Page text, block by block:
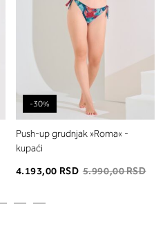
-30%
Push-up grudnjak »Roma« -
kupaći
4.193,00 RSD 5.990,00 RSD